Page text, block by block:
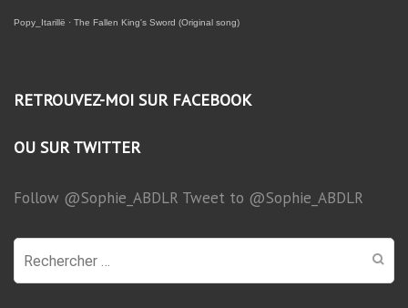
Popy_Itarillë · The Fallen King's Sword (Original song)
RETROUVEZ-MOI SUR FACEBOOK
OU SUR TWITTER
Follow @Sophie_ABDLR Tweet to @Sophie_ABDLR
Recherche
pour